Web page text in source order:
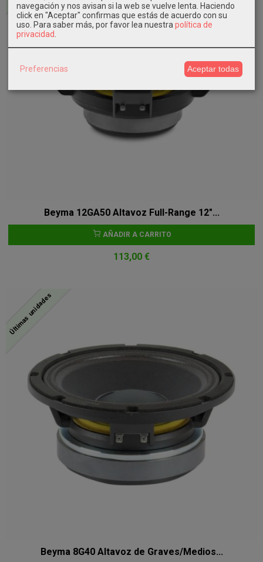
Beyma 12GA50 Altavoz Full-Range 12"...
AÑADIR A CARRITO
113,00 €
Últimas unidades
Beyma 8G40 Altavoz de Graves/Medios...
navegación y nos avisan si la web se vuelve lenta. Haciendo
click en "Aceptar" confirmas que estás de acuerdo con su
uso. Para saber más, por favor lea nuestra política de
privacidad
Preferencias Aceptar todas